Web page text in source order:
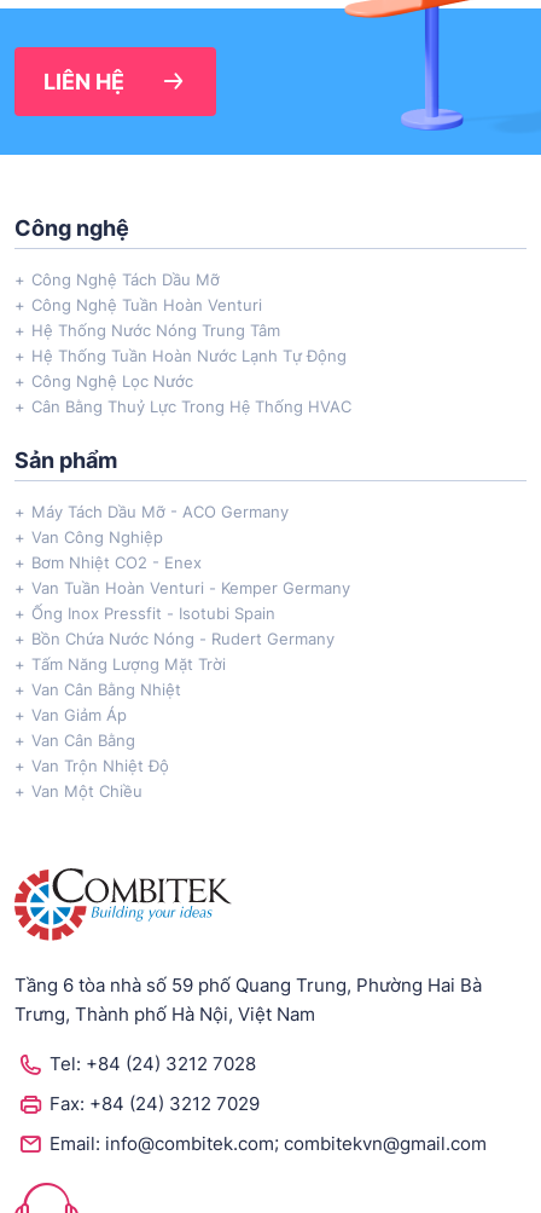
LIÊN HỆ
Công nghệ
Công Nghệ Tách Dầu Mỡ
Công Nghệ Tuần Hoàn Venturi
Hệ Thống Nước Nóng Trung Tâm
Hệ Thống Tuần Hoàn Nước Lạnh Tự Động
Công Nghệ Lọc Nước
Cân Bằng Thuỷ Lực Trong Hệ Thống HVAC
Sản phẩm
Máy Tách Dầu Mỡ - ACO Germany
Van Công Nghiệp
Bơm Nhiệt CO2 - Enex
Van Tuần Hoàn Venturi - Kemper Germany
Ống Inox Pressfit - Isotubi Spain
Bồn Chứa Nước Nóng - Rudert Germany
Tấm Năng Lượng Mặt Trời
Van Cân Bằng Nhiệt
Van Giảm Áp
Van Cân Bằng
Van Trộn Nhiệt Độ
Van Một Chiều
Tầng 6 tòa nhà số 59 phố Quang Trung, Phường Hai Bà
Trưng, Thành phố Hà Nội, Việt Nam
Tel: +84 (24) 3212 7028
Fax: +84 (24) 3212 7029
Email: info@combitek.com; combitekvn@gmail.com